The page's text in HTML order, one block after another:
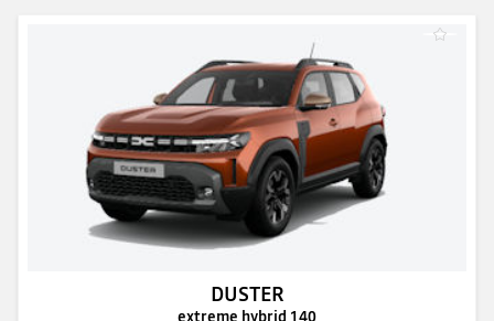
DUSTER
extreme hybrid 140